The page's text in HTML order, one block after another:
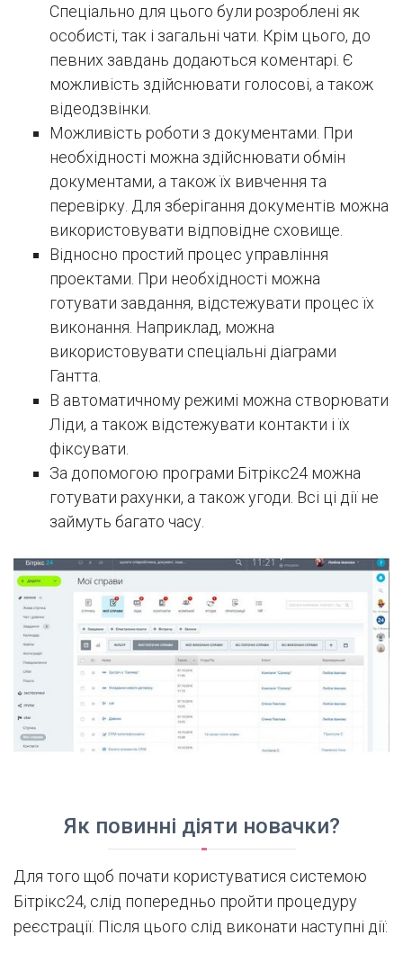
Спеціально для цього були розроблені як
особисті, так і загальні чати. Крім цього, до
певних завдань додаються коментарі. Є
можливість здійснювати голосові, а також
відеодзвінки.
Можливість роботи з документами. При
необхідності можна здійснювати обмін
документами, а також їх вивчення та
перевірку. Для зберігання документів можна
використовувати відповідне сховище.
Відносно простий процес управління
проектами. При необхідності можна
готувати завдання, відстежувати процес їх
виконання. Наприклад, можна
використовувати спеціальні діаграми
Гантта.
В автоматичному режимі можна створювати
Ліди, а також відстежувати контакти і їх
фіксувати.
За допомогою програми Бітрікс24 можна
готувати рахунки, а також угоди. Всі ці дії не
займуть багато часу.
Як повинні діяти новачки?
Для того щоб почати користуватися системою
Бітрікс24, слід попередньо пройти процедуру
реєстрації. Після цього слід виконати наступні дії: